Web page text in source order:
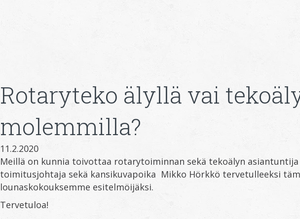
Rotaryteko älyllä vai
molemmilla?
11.2.2020
Meillä on kunnia toivottaa rotarytoiminnan sekä tekoälyn asiantuntija
toimitusjohtaja sekä kansikuvapoika Mikko Hörkkö tervetulleeksi
lounaskokouksemme esitelmöijäksi.
Tervetuloa!